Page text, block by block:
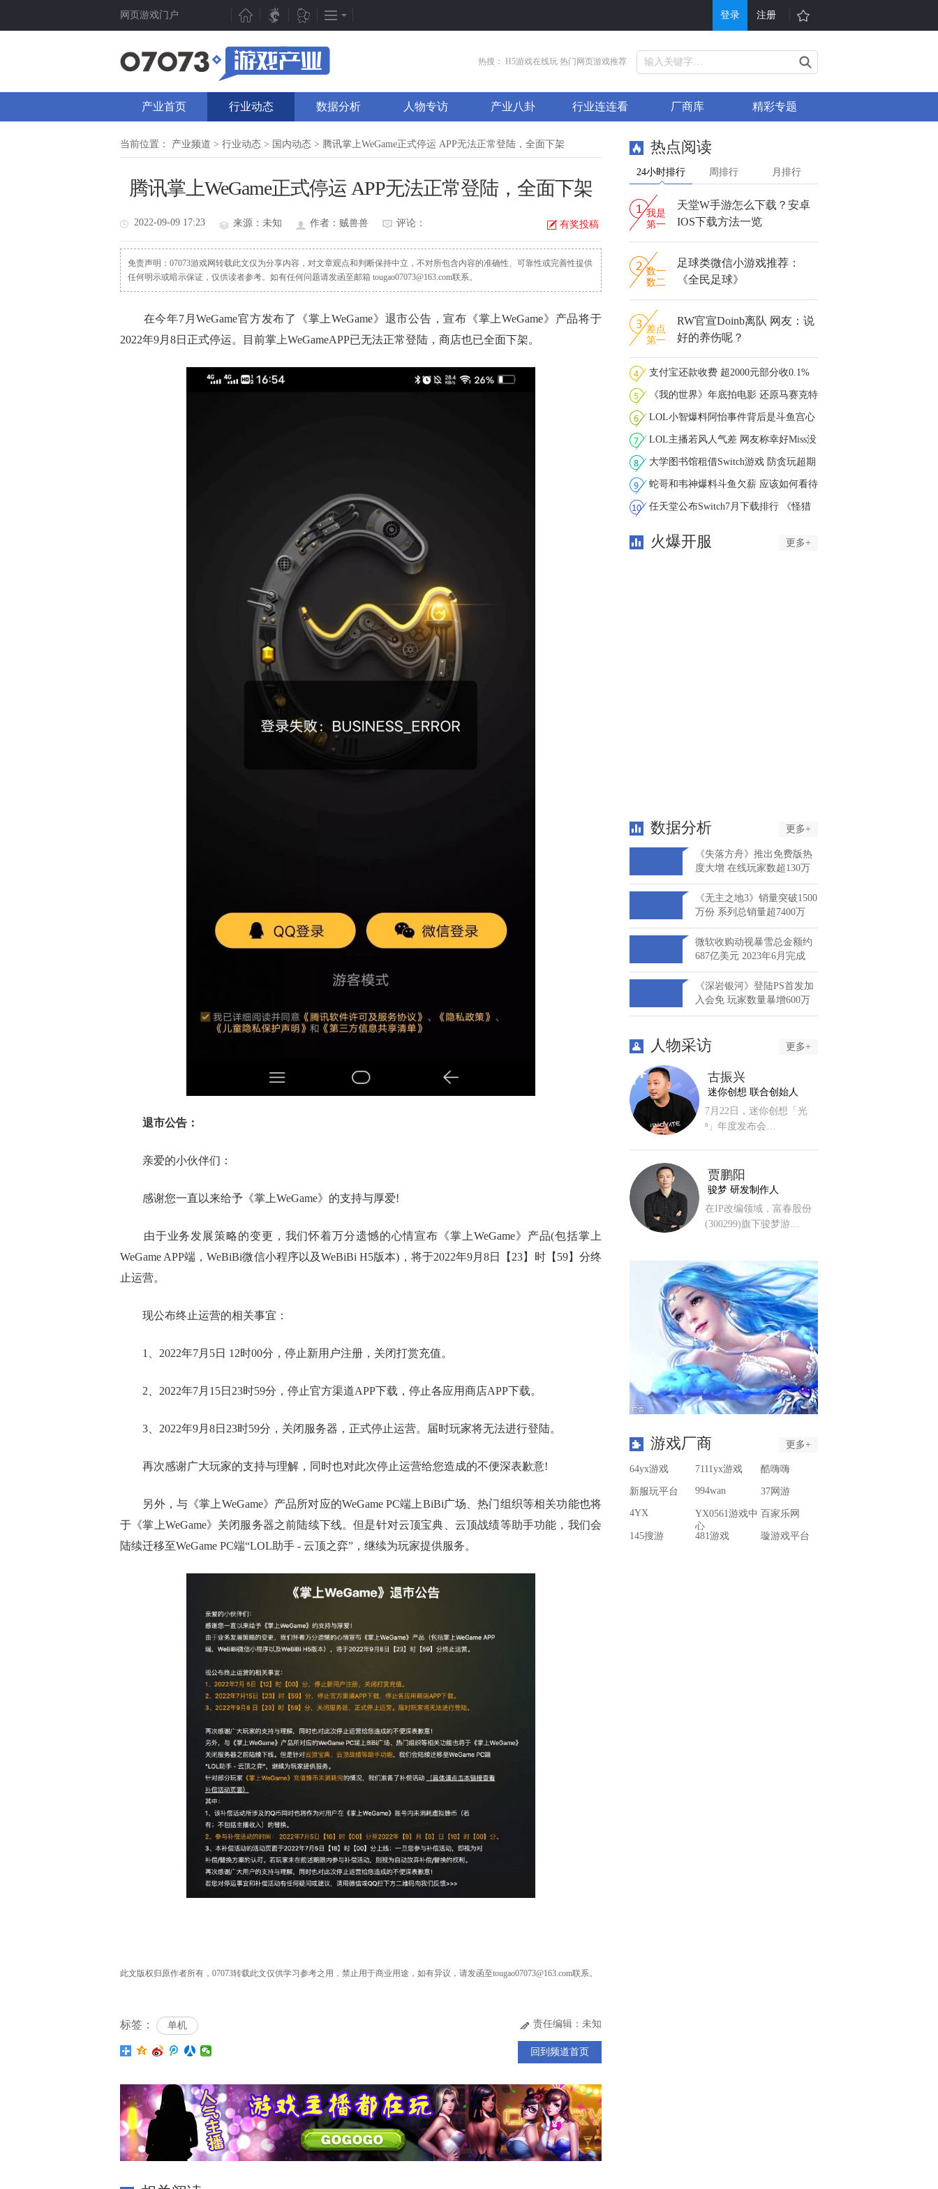
网页游戏门户 登录 注册
新游聚焦
新游点评
新游曝光
新游视频
测试表
产业动态
行业动态
07073视点
数据分析
厂商频道
新闻周刊
新游竞速
发号排行
游戏专题
热门专区
我是皇
太极崛起
龙之女神
荒野行动
找游戏
游戏大全
打折充值
排行榜
开服表
微信小游戏
单机游戏
H5游戏平台
手机游戏
游戏攻略
热搜： H5游戏在线玩 热门网页游戏推荐
产业首页 行业动态 数据分析 人物专访 产业八卦 行业连连看 厂商库 精彩专题
当前位置： 产业频道 > 行业动态 > 国内动态 > 腾讯掌上WeGame正式停运 APP无法正常登陆，全面下架
腾讯掌上WeGame正式停运 APP无法正常登陆，全面下架
2022-09-09 17:23 来源：未知 作者：贼兽兽 评论： 有奖投稿
免责声明：07073游戏网转载此文仅为分享内容，对文章观点和判断保持中立，不对所包含内容的准确性、可靠性或完善性提供
任何明示或暗示保证，仅供读者参考。如有任何问题请发函至邮箱 tougao07073@163.com联系。
在今年7月WeGame官方发布了《掌上WeGame》退市公告，宣布《掌上WeGame》产品将于
2022年9月8日正式停运。目前掌上WeGameAPP已无法正常登陆，商店也已全面下架。
退市公告：
亲爱的小伙伴们：
感谢您一直以来给予《掌上WeGame》的支持与厚爱!
由于业务发展策略的变更，我们怀着万分遗憾的心情宣布《掌上WeGame》产品(包括掌上
WeGame APP端，WeBiBi微信小程序以及WeBiBi H5版本)，将于2022年9月8日【23】时【59】分终
止运营。
现公布终止运营的相关事宜：
1、2022年7月5日 12时00分，停止新用户注册，关闭打赏充值。
2、2022年7月15日23时59分，停止官方渠道APP下载，停止各应用商店APP下载。
3、2022年9月8日23时59分，关闭服务器，正式停止运营。届时玩家将无法进行登陆。
再次感谢广大玩家的支持与理解，同时也对此次停止运营给您造成的不便深表歉意!
另外，与《掌上WeGame》产品所对应的WeGame PC端上BiBi广场、热门组织等相关功能也将
于《掌上WeGame》关闭服务器之前陆续下线。但是针对云顶宝典、云顶战绩等助手功能，我们会
陆续迁移至WeGame PC端“LOL助手 - 云顶之弈”，继续为玩家提供服务。
此文版权归原作者所有，07073转载此文仅供学习参考之用，禁止用于商业用途，如有异议，请发函至tougao07073@163.com联系。
责任编辑：未知
标签： 单机
回到频道首页
热点阅读
24小时排行 周排行 月排行
我是
第一
天堂W手游怎么下载？安卓
IOS下载方法一览
数一
数二
足球类微信小游戏推荐：
《全民足球》
差点
第一
RW官宣Doinb离队 网友：说
好的养伤呢？
支付宝还款收费 超2000元部分收0.1%
《我的世界》年底拍电影 还原马赛克特
LOL小智爆料阿怡事件背后是斗鱼宫心
计
LOL主播若风人气差 网友称幸好Miss没
看
大学图书馆租借Switch游戏 防贪玩超期
蛇哥和韦神爆料斗鱼欠薪 应该如何看待
任天堂公布Switch7月下载排行 《怪猎
火爆开服 更多+
数据分析 更多+
《失落方舟》推出免费版热
度大增 在线玩家数超130万
《无主之地3》销量突破1500
万份 系列总销量超7400万
微软收购动视暴雪总金额约
687亿美元 2023年6月完成
《深岩银河》登陆PS首发加
入会免 玩家数量暴增600万
人物采访 更多+
古振兴
迷你创想 联合创始人
7月22日，迷你创想「光
ⁿ」年度发布会…
贾鹏阳
骏梦 研发制作人
在IP改编领域，富春股份
(300299)旗下骏梦游…
游戏厂商 更多+
64yx游戏 7111yx游戏 酷嗨嗨
新服玩平台 994wan 37网游
4YX
YX0561游戏中
心
百家乐网
145搜游 481游戏 璇游戏平台